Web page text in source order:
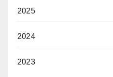
2025
2024
2023